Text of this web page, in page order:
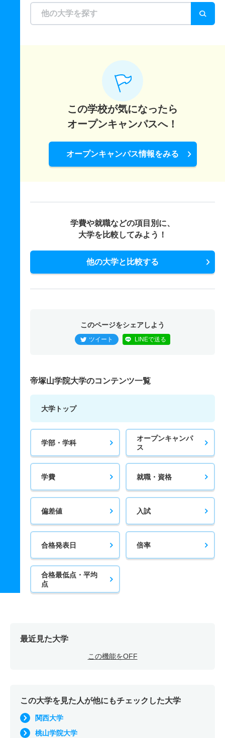
この学校が気になったら
オープンキャンパスへ！
オープンキャンパス情報をみる
学費や就職などの項目別に、
大学を比較してみよう！
他の大学と比較する
このページをシェアしよう
ツイート LINEで送る
帝塚山学院大学のコンテンツ一覧
大学トップ
学部・学科
オープンキャンパ
ス
学費 就職・資格
偏差値 入試
合格発表日 倍率
合格最低点・平均
点
最近見た大学
この機能をOFF
この大学を見た人が他にもチェックした大学
関西大学
桃山学院大学